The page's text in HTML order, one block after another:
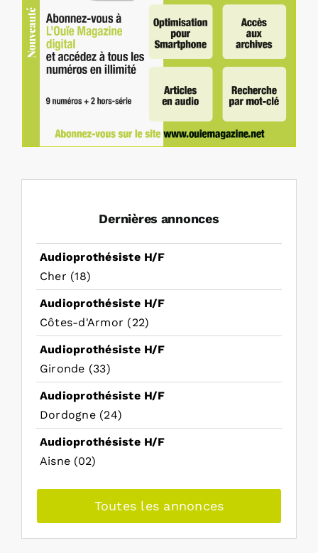
Dernières annonces
Audioprothésiste H/F
Cher (18)
Audioprothésiste H/F
Côtes-d'Armor (22)
Audioprothésiste H/F
Gironde (33)
Audioprothésiste H/F
Dordogne (24)
Audioprothésiste H/F
Aisne (02)
Toutes les annonces